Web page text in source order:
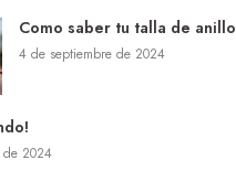
Como saber tu talla de anillo
4 de septiembre de 2024
2024